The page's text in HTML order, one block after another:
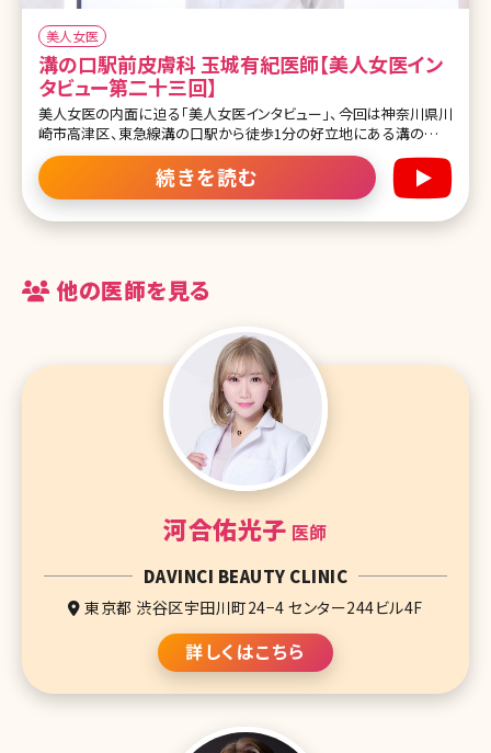
美人女医
溝の口駅前皮膚科 玉城有紀医師【美人女医イン
タビュー第二十三回】
美人女医の内面に迫る「美人女医インタビュー」、今回は神奈川県川
崎市高津区、東急線溝の口駅から徒歩1分の好立地にある溝の口駅
前皮膚科の玉城有紀先生です。 溝の口駅前皮膚科では皮膚科の診
療がメインで、美容部門は一部のお薬だけです。まさに地域密着の皮
膚科医院という感じですが、玉城先生が将来作りたい美容クリニック
という玉城先生の診療に溝
続きを読む
他の医師を見る
河合佑光子 医師
DAVINCI BEAUTY CLINIC
東京都 渋谷区宇田川町24−4 センター244ビル4F
詳しくはこちら